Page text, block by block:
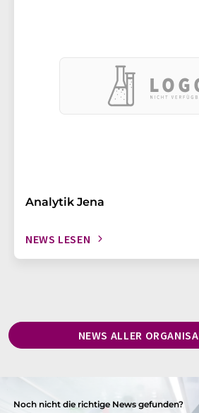
Analytik Jena
NEWS LESEN
NEWS ALLER
Noch nicht die richtige News gefunden?